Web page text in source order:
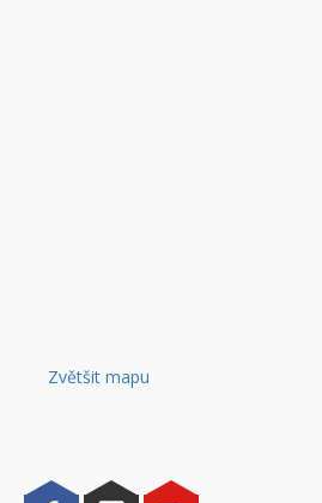
Zvětšit mapu